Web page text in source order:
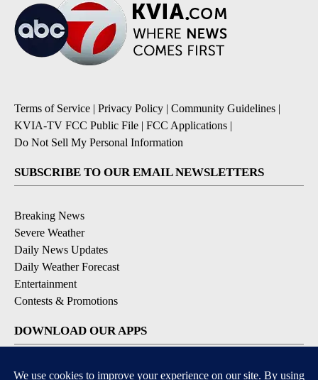
Terms of Service | Privacy Policy | Community Guidelines |
KVIA-TV FCC Public File | FCC Applications |
Do Not Sell My Personal Information
SUBSCRIBE TO OUR EMAIL NEWSLETTERS
Breaking News
Severe Weather
Daily News Updates
Daily Weather Forecast
Entertainment
Contests & Promotions
DOWNLOAD OUR APPS
Available for iOS and Android